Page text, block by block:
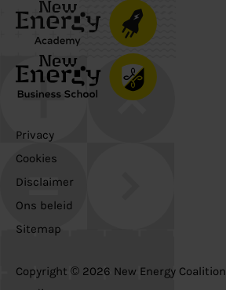
Copyright © 2026 New Energy Coalition
Privacy
Cookies
Disclaimer
Ons beleid
Sitemap